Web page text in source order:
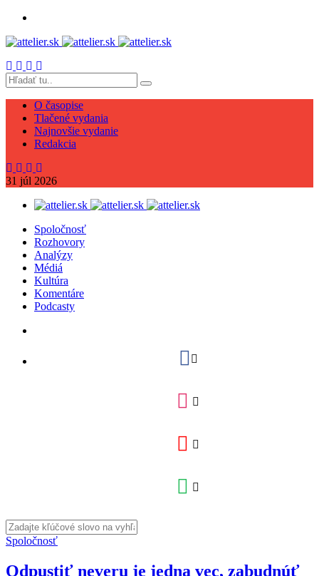
O časopise
Tlačené vydania
Najnovšie vydanie
Redakcia
31 júl 2026
Spoločnosť
Rozhovory
Analýzy
Médiá
Kultúra
Komentáre
Podcasty
Spoločnosť
Odpustiť neveru je jedna vec, zabudnúť